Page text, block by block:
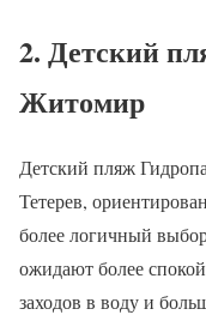
2. Детский
Житомир
Детский пляж
Тетерев,
более логичный
ожидают более
заходов в воду и